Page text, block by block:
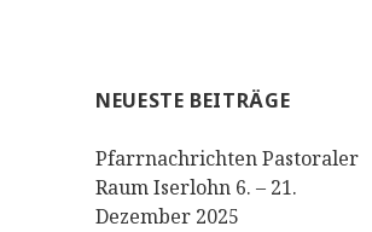
NEUESTE BEITRÄGE
Pfarrnachrichten Pastoraler
Raum Iserlohn 6. – 21.
Dezember 2025